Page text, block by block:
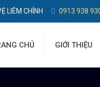
LIÊM CHÍNH 0913 938
CHỦ GIỚI THIỆU